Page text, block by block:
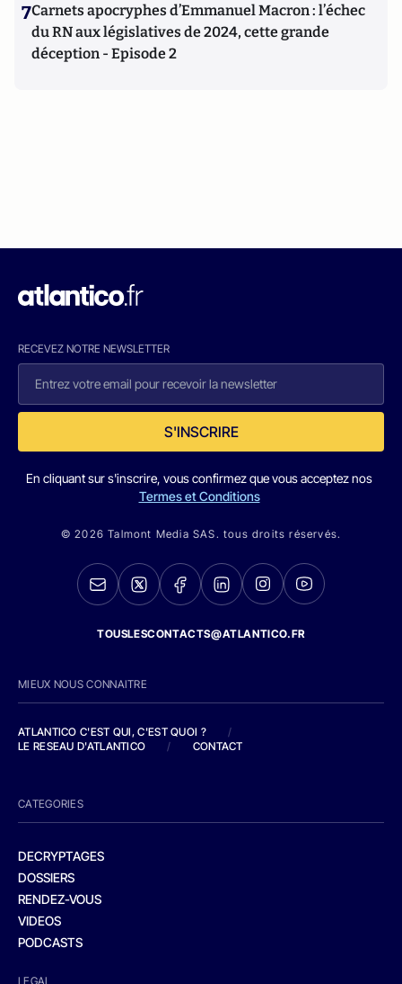
7Carnets apocryphes d’Emmanuel Macron : l’échec
du RN aux législatives de 2024, cette grande
déception - Episode 2
RECEVEZ NOTRE NEWSLETTER
S'INSCRIRE
En cliquant sur s'inscrire, vous confirmez que vous acceptez nos
Termes et Conditions
© 2026 Talmont Media SAS. tous droits réservés.
TOUSLESCONTACTS@ATLANTICO.FR
MIEUX NOUS CONNAITRE
ATLANTICO C'EST QUI, C'EST QUOI ?
/
LE RESEAU D'ATLANTICO
/ CONTACT
CATEGORIES
DECRYPTAGES
DOSSIERS
RENDEZ-VOUS
VIDEOS
PODCASTS
LEGAL